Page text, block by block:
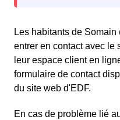
Les habitants de
entrer en contact avec le
leur espace client en
formulaire de contact
du site web d'EDF.
En cas de problème lié